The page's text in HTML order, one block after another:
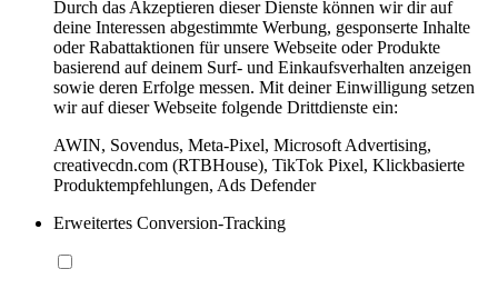
Durch das Akzeptieren dieser Dienste können wir dir auf
deine Interessen abgestimmte Werbung, gesponserte Inhalte
oder Rabattaktionen für unsere Webseite oder Produkte
basierend auf deinem Surf- und Einkaufsverhalten anzeigen
sowie deren Erfolge messen. Mit deiner Einwilligung setzen
wir auf dieser Webseite folgende Drittdienste ein:
AWIN, Sovendus, Meta-Pixel, Microsoft Advertising,
creativecdn.com (RTBHouse), TikTok Pixel, Klickbasierte
Produktempfehlungen, Ads Defender
Erweitertes Conversion-Tracking